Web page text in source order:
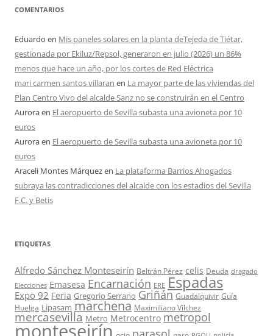
COMENTARIOS
Eduardo en Mis paneles solares en la planta deTejeda de Tiétar,
gestionada por Ekiluz/Repsol, generaron en julio (2026) un 86%
menos que hace un año, por los cortes de Red Eléctrica
mari carmen santos villaran en La mayor parte de las viviendas del
Plan Centro Vivo del alcalde Sanz no se construirán en el Centro
Auroraen El aeropuerto de Sevilla subasta una avioneta por 10
euros
Auroraen El aeropuerto de Sevilla subasta una avioneta por 10
euros
Araceli Montes Márquezen La plataforma Barrios Ahogados
subraya las contradicciones del alcalde con los estadios del Sevilla
F.C. y Betis
ETIQUETAS
Alfredo Sánchez Monteseirín Beltrán Pérez celis Deuda dragado
Elecciones Emasesa Encarnación ERE Espadas
Expo 92 Feria Gregorio Serrano Griñán Guadalquivir Guía
Huelga Lipasam marchena Maximiliano Vílchez
mercasevilla Metro Metrocentro metropol
monteseirín